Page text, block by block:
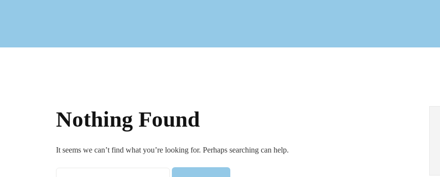
Nothing Found
It seems we can’t find what you’re looking for. Perhaps searching can help.